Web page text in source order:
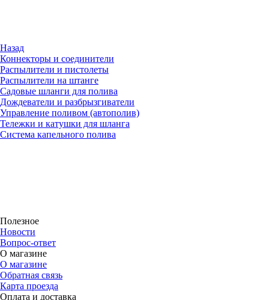
Назад
Коннекторы и соединители
Распылители и пистолеты
Распылители на штанге
Садовые шланги для полива
Дождеватели и разбрызгиватели
Управление поливом (автополив)
Тележки и катушки для шланга
Система капельного полива
Полезное
Новости
Вопрос-ответ
О магазине
О магазине
Обратная связь
Карта проезда
Оплата и доставка